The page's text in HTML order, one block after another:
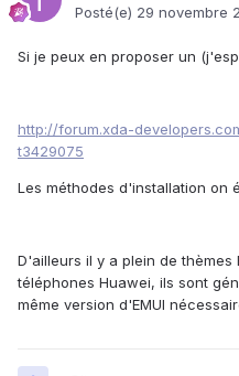
Posté(e) 29 novembre
Si je peux en proposer un
http://forum.xda-
t3429075
Les méthodes d'installation on
D'ailleurs il y a plein de thèmes
téléphones Huawei, ils sont
même version d'EMUI